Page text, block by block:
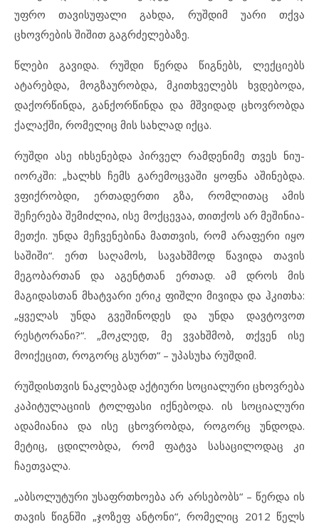
უფრო თავისუფალი გახდა, რუშდიმ უარი თქვა
ცხოვრების შიშით გაგრძელებაზე.
წლები გავიდა. რუშდი წერდა წიგნებს, ლექციებს
ატარებდა, მოგზაურობდა, მკითხველებს ხვდებოდა,
დაქორწინდა, განქორწინდა და მშვიდად ცხოვრობდა
ქალაქში, რომელიც მის სახლად იქცა.
რუშდი ასე იხსენებდა პირველ რამდენიმე თვეს ნიუ-
იორკში: „ხალხს ჩემს გარემოცვაში ყოფნა აშინებდა.
ვფიქრობდი, ერთადერთი გზა, რომლითაც ამის
შეჩერება შემიძლია, ისე მოქცევაა, თითქოს არ მეშინია-
მეთქი. უნდა მეჩვენებინა მათთვის, რომ არაფერი იყო
საშიში“. ერთ საღამოს, სავახშმოდ წავიდა თავის
მეგობართან და აგენტთან ერთად. ამ დროს მის
მაგიდასთან მხატვარი ერიკ ფიშლი მივიდა და ჰკითხა:
„ყველას უნდა გვეშინოდეს და უნდა დავტოვოთ
რესტორანი?“. „მოკლედ, მე ვვახშმობ, თქვენ ისე
მოიქეცით, როგორც გსურთ“ – უპასუხა რუშდიმ.
რუშდისთვის ნაკლებად აქტიური სოციალური ცხოვრება
კაპიტულაციის ტოლფასი იქნებოდა. ის სოციალური
ადამიანია და ისე ცხოვრობდა, როგორც უნდოდა.
მეტიც, ცდილობდა, რომ ფატვა სასაცილოდაც კი
ჩაეთვალა.
„აბსოლუტური უსაფრთხოება არ არსებობს“ – წერდა ის
თავის წიგნში „ჯოზეფ ანტონი“, რომელიც 2012 წელს